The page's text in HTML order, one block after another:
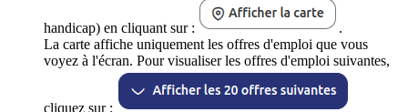
handicap) en cliquant sur :
.
La carte affiche uniquement les offres d'emploi que vous
voyez à l'écran. Pour visualiser les offres d'emploi suivantes,
cliquez sur :